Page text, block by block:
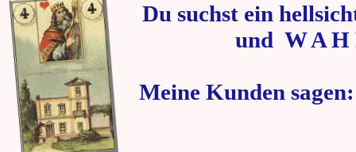
Du suchst ein
und W A H
Meine Kunden